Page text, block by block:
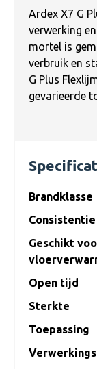
Ardex X7 G
verwerking
mortel is
verbruik en
G Plus
gevarieerde
Brandklasse
Consistentie
Geschikt
Open tijd
Sterkte
Toepassing